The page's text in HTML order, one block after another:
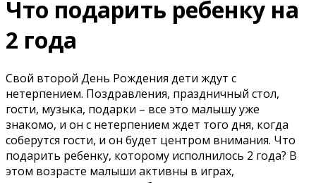
Что подарить ребенку на
2 года
Свой второй День Рождения дети ждут с
нетерпением. Поздравления, праздничный стол,
гости, музыка, подарки – все это малышу уже
знакомо, и он с нетерпением ждет того дня, когда
соберутся гости, и он будет центром внимания. Что
подарить ребенку, которому исполнилось 2 года? В
этом возрасте малыши активны в играх,